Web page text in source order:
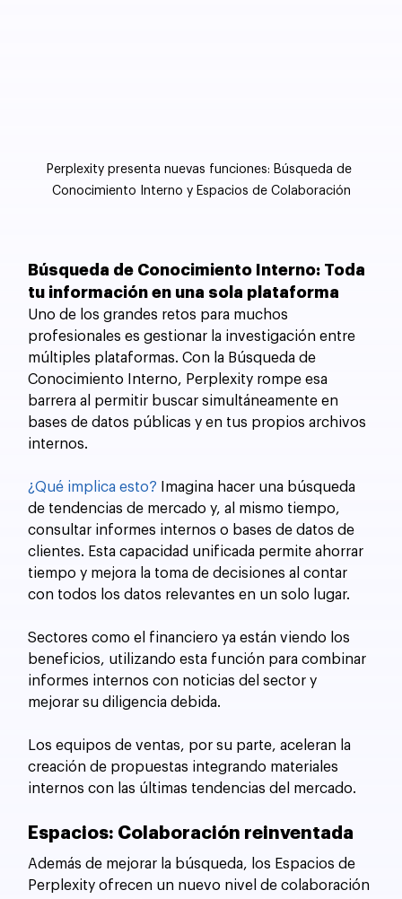
Perplexity presenta nuevas funciones: Búsqueda de
Conocimiento Interno y Espacios de Colaboración
Búsqueda de Conocimiento Interno: Toda
tu información en una sola plataforma
Uno de los grandes retos para muchos
profesionales es gestionar la investigación entre
múltiples plataformas. Con la Búsqueda de
Conocimiento Interno, Perplexity rompe esa
barrera al permitir buscar simultáneamente en
bases de datos públicas y en tus propios archivos
internos.
¿Qué implica esto? Imagina hacer una búsqueda
de tendencias de mercado y, al mismo tiempo,
consultar informes internos o bases de datos de
clientes. Esta capacidad unificada permite ahorrar
tiempo y mejora la toma de decisiones al contar
con todos los datos relevantes en un solo lugar.
Sectores como el financiero ya están viendo los
beneficios, utilizando esta función para combinar
informes internos con noticias del sector y
mejorar su diligencia debida.
Los equipos de ventas, por su parte, aceleran la
creación de propuestas integrando materiales
internos con las últimas tendencias del mercado.
Espacios: Colaboración reinventada
Además de mejorar la búsqueda, los Espacios de
Perplexity ofrecen un nuevo nivel de colaboración